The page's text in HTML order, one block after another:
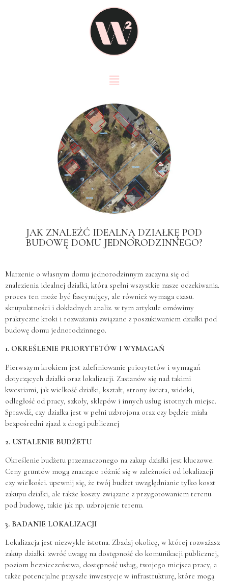
JAK ZNALEŹĆ IDEALNĄ DZIAŁKĘ POD
BUDOWĘ DOMU JEDNORODZINNEGO?
Marzenie o własnym domu jednorodzinnym zaczyna się od
znalezienia idealnej działki, która spełni wszystkie nasze oczekiwania.
proces ten może być fascynujący, ale również wymaga czasu.
skrupulatności i dokładnych analiz. w tym artykule omówimy
praktyczne kroki i rozważania związane z poszukiwaniem działki pod
budowę domu jednorodzinnego.
1. OKREŚLENIE PRIORYTETÓW I WYMAGAŃ
Pierwszym krokiem jest zdefiniowanie priorytetów i wymagań
dotyczących działki oraz lokalizacji. Zastanów się nad takimi
kwestiami, jak wielkość działki, kształt, strony świata, widoki,
odległość od pracy, szkoły, sklepów i innych usług istotnych miejsc.
Sprawdź, czy działka jest w pełni uzbrojona oraz czy będzie miała
bezpośredni zjazd z drogi publicznej
2. USTALENIE BUDŻETU
Określenie budżetu przeznaczonego na zakup działki jest kluczowe.
Ceny gruntów mogą znacząco różnić się w zależności od lokalizacji
czy wielkości. upewnij się, że twój budżet uwzględnianie tylko koszt
zakupu działki, ale także koszty związane z przygotowaniem terenu
pod budowę, takie jak np. uzbrojenie terenu.
3. BADANIE LOKALIZACJI
Lokalizacja jest niezwykle istotna. Zbadaj okolicę, w której rozważasz
zakup działki. zwróć uwagę na dostępność do komunikacji publicznej,
poziom bezpieczeństwa, dostępność usług, twojego miejsca pracy, a
także potencjalne przyszłe inwestycje w infrastrukturę, które mogą